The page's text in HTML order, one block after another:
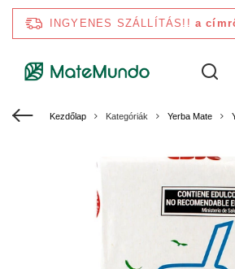
INGYENES SZÁLLÍTÁS!! a
Kezdőlap Kategóriák Yerba Mate